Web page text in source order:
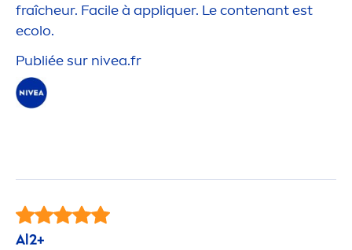
fraîcheur. Facile à appliquer. Le contenant est
ecolo.
Publiée sur nivea.fr
Al2+